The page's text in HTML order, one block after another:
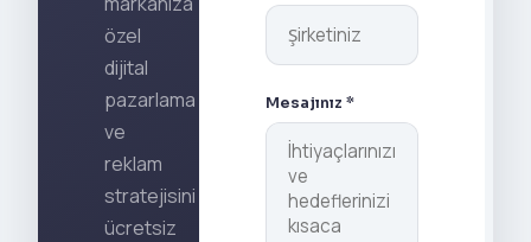
özel
dijital
pazarlama
ve
reklam
stratejisini
ücretsiz
Mesajınız *